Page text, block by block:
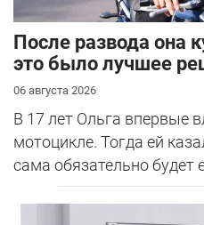
После развода она
это было лучшее
06 августа 2026
В 17 лет Ольга впервые
мотоцикле. Тогда ей
сама обязательно будет